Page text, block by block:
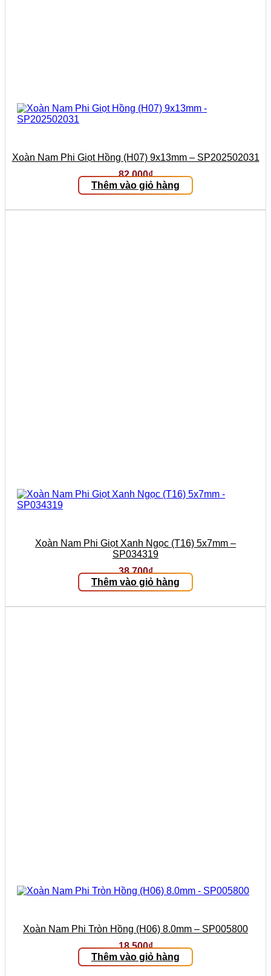
Xoàn Nam Phi Giọt Hồng (H07) 9x13mm – SP202502031
82.000₫
Thêm vào giỏ hàng
Xoàn Nam Phi Giọt Xanh Ngọc (T16) 5x7mm –
SP034319
38.700₫
Thêm vào giỏ hàng
Xoàn Nam Phi Tròn Hồng (H06) 8.0mm – SP005800
18.500₫
Thêm vào giỏ hàng